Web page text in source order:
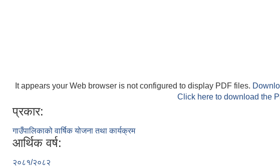
It appears your Web browser is not configured to display PDF files.
Click here to download the
प्रकार:
गाउँपालिकाको वार्षिक योजना तथा कार्यक्रम
आर्थिक वर्ष:
२०८१/२०८२